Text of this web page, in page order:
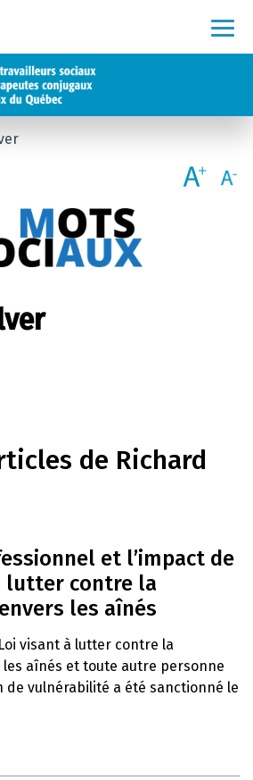
de Richard
et l’impact de
lutter contre la
les aînés
visant à lutter contre la
aînés et toute autre personne
de vulnérabilité a été sanctionné le